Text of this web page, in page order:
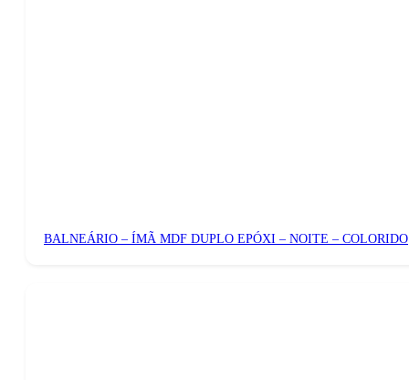
BALNEÁRIO – ÍMÃ MDF DUPLO EPÓXI – NOITE – COLORIDO